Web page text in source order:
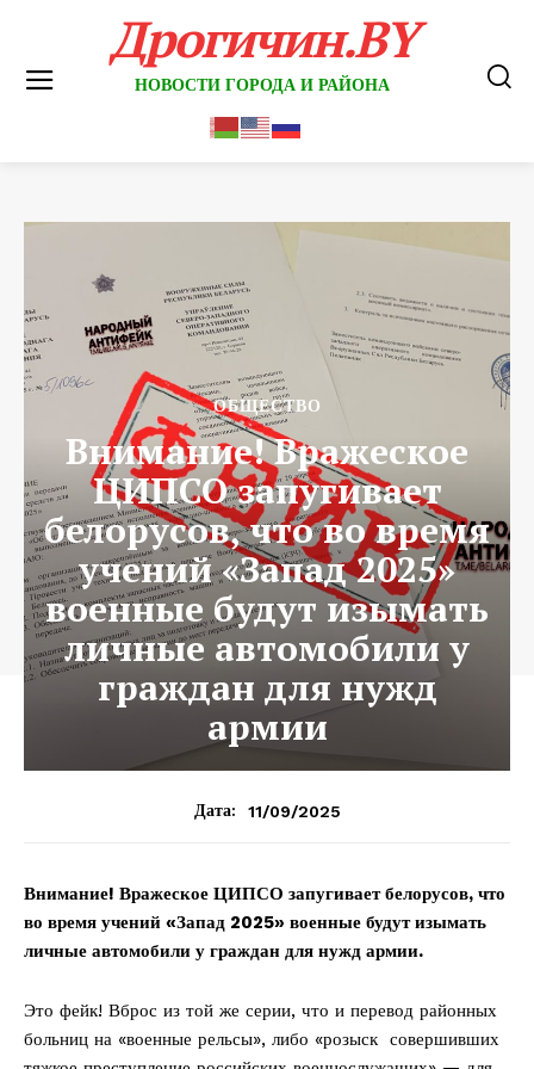
Дрогичин.BY
НОВОСТИ ГОРОДА И РАЙОНА
ОБЩЕСТВО
Внимание! Вражеское
ЦИПСО запугивает
белорусов, что во время
учений «Запад 2025»
военные будут изымать
личные автомобили у
граждан для нужд
армии
Дата: 11/09/2025
Внимание! Вражеское ЦИПСО запугивает белорусов, что
во время учений «Запад 2025» военные будут изымать
личные автомобили у граждан для нужд армии.
Это фейк! Вброс из той же серии, что и перевод районных
больниц на «военные рельсы», либо «розыск совершивших